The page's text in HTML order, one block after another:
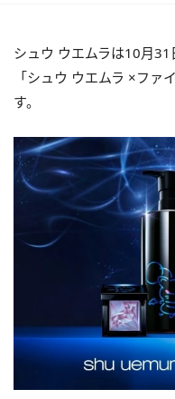
シュウ ウエムラは10月
「シュウ ウエムラ ×ファ
す。